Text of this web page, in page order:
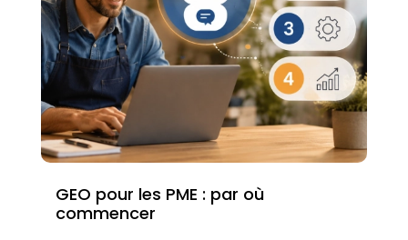
GEO pour les PME : par où
commencer